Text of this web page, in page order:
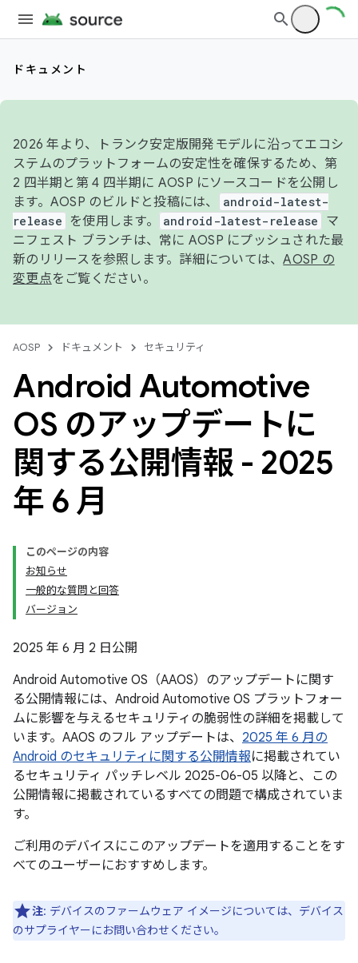
ドキュメント
2026 年より、トランク安定版開発モデルに沿ってエコシ
ステムのプラットフォームの安定性を確保するため、第
2 四半期と第 4 四半期に AOSP にソースコードを公開し
ます。AOSP のビルドと投稿には、
android-latest-
release
を使用します。 android-latest-release
マ
ニフェスト ブランチは、常に AOSP にプッシュされた最
新のリリースを参照します。詳細については、AOSP の
変更点をご覧ください。
AOSP ドキュメント セキュリティ
Android Automotive
OS のアップデートに
関する公開情報 - 2025
年 6 月
このページの内容
お知らせ
一般的な質問と回答
バージョン
2025 年 6 月 2 日公開
Android Automotive OS（AAOS）のアップデートに関す
る公開情報には、Android Automotive OS プラットフォー
ムに影響を与えるセキュリティの脆弱性の詳細を掲載して
います。AAOS のフル アップデートは、 2025 年 6 月の
Android のセキュリティに関する公開情報に掲載されてい
るセキュリティ パッチレベル 2025-06-05 以降と、この
公開情報に掲載されているすべての問題で構成されていま
す。
ご利用のデバイスにこのアップデートを適用することをす
べてのユーザーにおすすめします。
注: デバイスのファームウェア イメージについては、デバイス
のサプライヤーにお問い合わせください。